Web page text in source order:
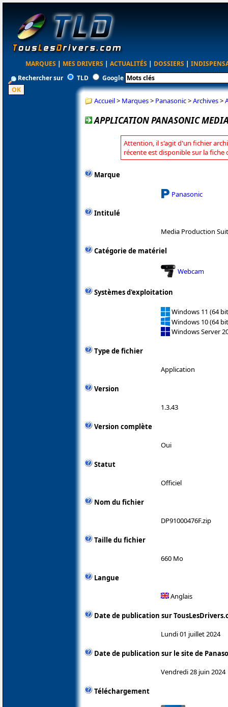
MARQUES | MES DRIVERS | ACTUALITÉS | DOSSIERS |
Rechercher sur
TLD Google
Accueil> Marques> Panasonic>Archives>
APPLICATION PANASONIC
Attention, il s'agit d'un fichier
récente est disponible sur la fiche
Marque
Panasonic
Intitulé
Media Production
Catégorie de matériel
Webcam
Systèmes d'exploitation
Windows 11 (64
Windows 10 (64
Windows Server
Type de fichier
Application
Version
1.3.43
Version complète
Oui
Statut
Officiel
Nom du fichier
DP91000476F.zip
Taille du fichier
660 Mo
Langue
Anglais
Date de publication sur
Lundi 01 juillet 2024
Date de publication sur le site de
Vendredi 28 juin 2024
Téléchargement